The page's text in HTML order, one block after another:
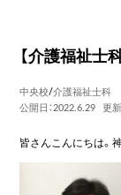
【介護福祉
中央校/介護福祉士科
公開日：2022.6.29 更
皆さんこんにちは。